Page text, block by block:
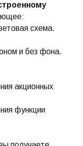
схема.
и без фона.
акционных
функции